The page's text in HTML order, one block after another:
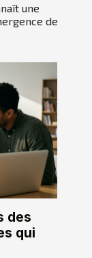
une
de
des
qui